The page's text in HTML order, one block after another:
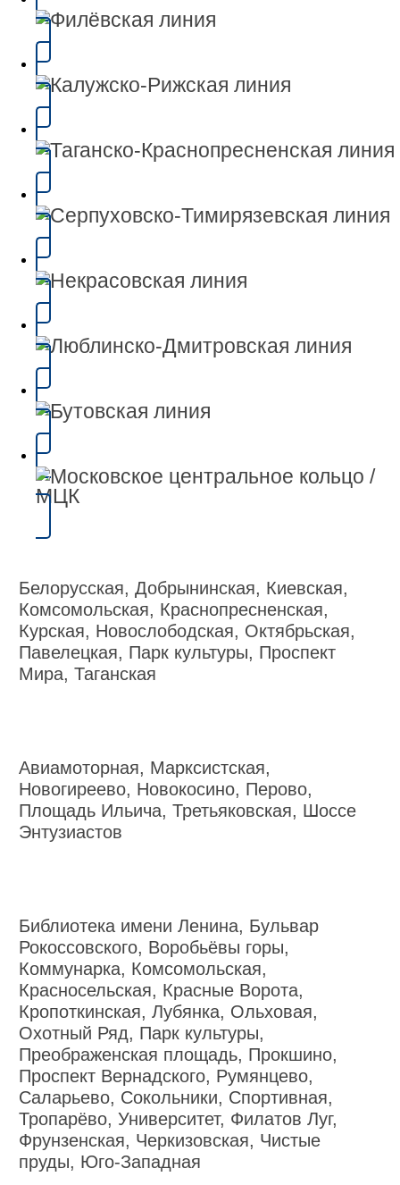
Белорусская, Добрынинская, Киевская,
Комсомольская, Краснопресненская,
Курская, Новослободская, Октябрьская,
Павелецкая, Парк культуры, Проспект
Мира, Таганская
Авиамоторная, Марксистская,
Новогиреево, Новокосино, Перово,
Площадь Ильича, Третьяковская, Шоссе
Энтузиастов
Библиотека имени Ленина, Бульвар
Рокоссовского, Воробьёвы горы,
Коммунарка, Комсомольская,
Красносельская, Красные Ворота,
Кропоткинская, Лубянка, Ольховая,
Охотный Ряд, Парк культуры,
Преображенская площадь, Прокшино,
Проспект Вернадского, Румянцево,
Саларьево, Сокольники, Спортивная,
Тропарёво, Университет, Филатов Луг,
Фрунзенская, Черкизовская, Чистые
пруды, Юго-Западная